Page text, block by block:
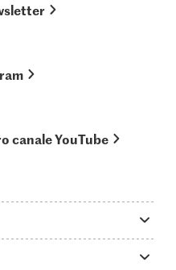
canale YouTube